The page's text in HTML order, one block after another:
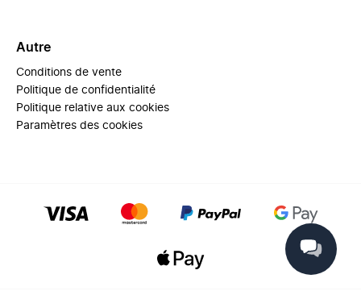
Autre
Conditions de vente
Politique de confidentialité
Politique relative aux cookies
Paramètres des cookies